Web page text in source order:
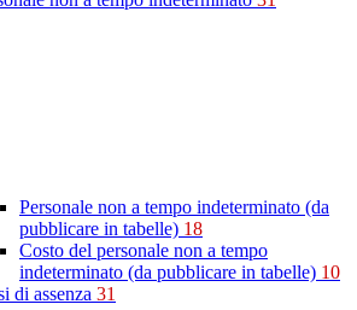
Personale non a tempo indeterminato (da
pubblicare in tabelle) 18
Costo del personale non a tempo
indeterminato (da pubblicare in tabelle) 10
di assenza 31